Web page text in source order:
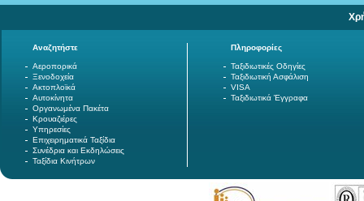
Αναζητήστε
Αεροπορικά
Ξενοδοχεία
Ακτοπλοϊκά
Αυτοκίνητα
Οργανωμένα Πακέτα
Κρουαζιέρες
Υπηρεσίες
Επιχειρηματικά Ταξίδια
Συνέδρια και Εκδηλώσεις
Ταξίδια Κινήτρων
Πληροφορίες
Ταξιδιωτικές Οδηγίες
Ταξιδιωτική Ασφάλιση
VISA
Ταξιδιωτικά Έγγραφα